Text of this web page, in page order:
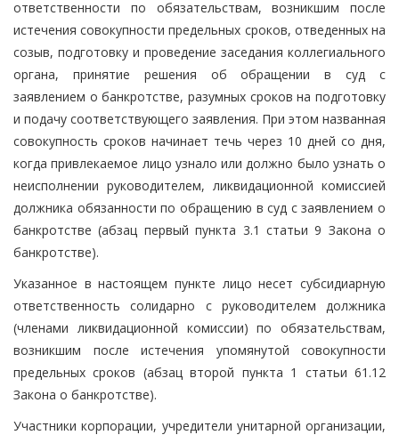
ответственности по обязательствам, возникшим после
истечения совокупности предельных сроков, отведенных на
созыв, подготовку и проведение заседания коллегиального
органа, принятие решения об обращении в суд с
заявлением о банкротстве, разумных сроков на подготовку
и подачу соответствующего заявления. При этом названная
совокупность сроков начинает течь через 10 дней со дня,
когда привлекаемое лицо узнало или должно было узнать о
неисполнении руководителем, ликвидационной комиссией
должника обязанности по обращению в суд с заявлением о
банкротстве (абзац первый пункта 3.1 статьи 9 Закона о
банкротстве).
Указанное в настоящем пункте лицо несет субсидиарную
ответственность солидарно с руководителем должника
(членами ликвидационной комиссии) по обязательствам,
возникшим после истечения упомянутой совокупности
предельных сроков (абзац второй пункта 1 статьи 61.12
Закона о банкротстве).
Участники корпорации, учредители унитарной организации,